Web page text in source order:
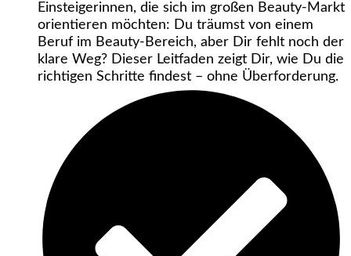
Einsteigerinnen, die sich im großen Beauty-Markt
orientieren möchten: Du träumst von einem
Beruf im Beauty-Bereich, aber Dir fehlt noch der
klare Weg? Dieser Leitfaden zeigt Dir, wie Du die
richtigen Schritte findest – ohne Überforderung.